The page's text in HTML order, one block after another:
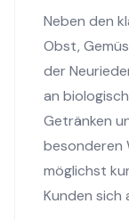
Neben den
Obst,
der
an
Getränken
besonderen
möglichst
Kunden sich